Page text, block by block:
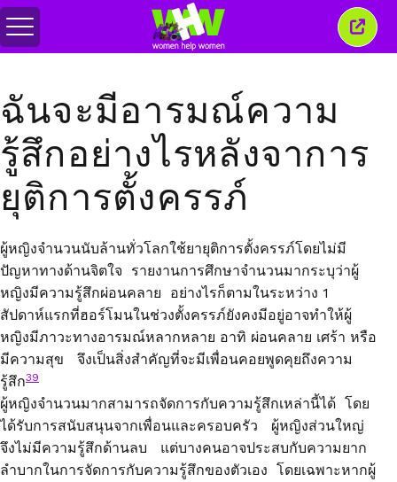
สลับ
เมนู
ปิด
หน้าต่
ฉันจะมีอารมณ์ความ
รู้สึกอย่างไรหลังจาการ
ยุติการตั้งครรภ์
ผู้หญิงจำนวนนับล้านทั่วโลกใช้ยายุติการตั้งครรภ์โดยไม่มี
ปัญหาทางด้านจิตใจ รายงานการศึกษาจำนวนมากระบุว่าผู้
หญิงมีความรู้สึกผ่อนคลาย อย่างไรก็ตามในระหว่าง 1
สัปดาห์แรกที่ฮอร์โมนในช่วงตั้งครรภ์ยังคงมีอยู่อาจทำให้ผู้
หญิงมีภาวะทางอารมณ์หลากหลาย อาทิ ผ่อนคลาย เศร้า หรือ
มีความสุข จึงเป็นสิ่งสำคัญที่จะมีเพื่อนคอยพูดคุยถึงความ
รู้สึก39
ผู้หญิงจำนวนมากสามารถจัดการกับความรู้สึกเหล่านี้ได้ โดย
ได้รับการสนับสนุนจากเพื่อนและครอบครัว ผู้หญิงส่วนใหญ่
จึงไม่มีความรู้สึกด้านลบ แต่บางคนอาจประสบกับความยาก
ลำบากในการจัดการกับความรู้สึกของตัวเอง โดยเฉพาะหากผู้